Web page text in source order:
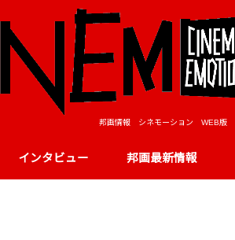
邦画情報 シネモーション WEB版
インタビュー 邦画最新情報